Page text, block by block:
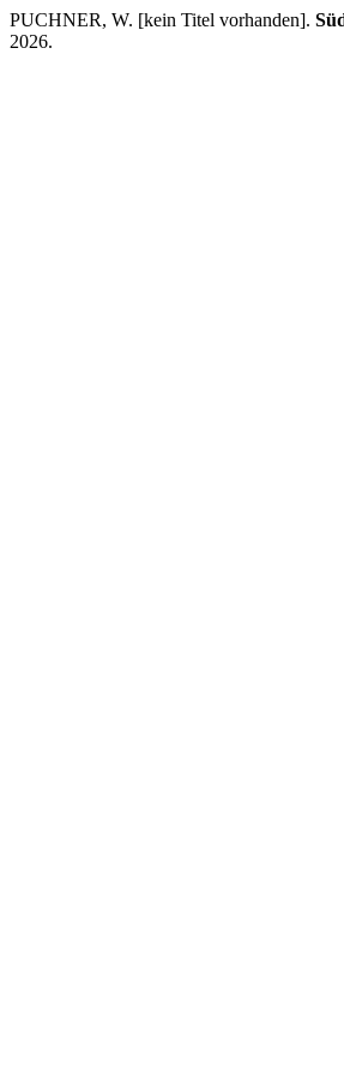
PUCHNER, W. [kein Titel vorhanden].
2026.